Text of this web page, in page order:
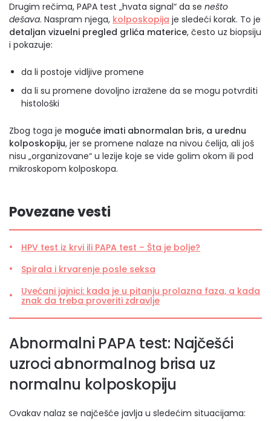
Drugim rečima, PAPA test „hvata signal“ da se nešto
dešava. Naspram njega, kolposkopija je sledeći korak. To je
detaljan vizuelni pregled grlića materice, često uz biopsiju
i pokazuje:
da li postoje vidljive promene
da li su promene dovoljno izražene da se mogu potvrditi
histološki
Zbog toga je moguće imati abnormalan bris, a urednu
kolposkopiju, jer se promene nalaze na nivou ćelija, ali još
nisu „organizovane“ u lezije koje se vide golim okom ili pod
mikroskopom kolposkopa.
Povezane vesti
HPV test iz krvi ili PAPA test – Šta je bolje?
Spirala i krvarenje posle seksa
Uvećani jajnici: kada je u pitanju prolazna faza, a kada
znak da treba proveriti zdravlje
Abnormalni PAPA test: Najčešći
uzroci abnormalnog brisa uz
normalnu kolposkopiju
Ovakav nalaz se najčešće javlja u sledećim situacijama: